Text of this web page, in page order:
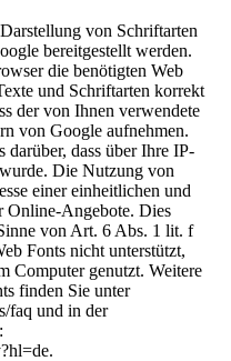
von Schriftarten
bereitgestellt werden.
die benötigten Web
und Schriftarten korrekt
der von Ihnen verwendete
von Google aufnehmen.
dass über Ihre IP-
Die Nutzung von
einer einheitlichen und
Online-Angebote. Dies
von Art. 6 Abs. 1 lit. f
Fonts nicht unterstützt,
Computer genutzt. Weitere
finden Sie unter
faq und in der